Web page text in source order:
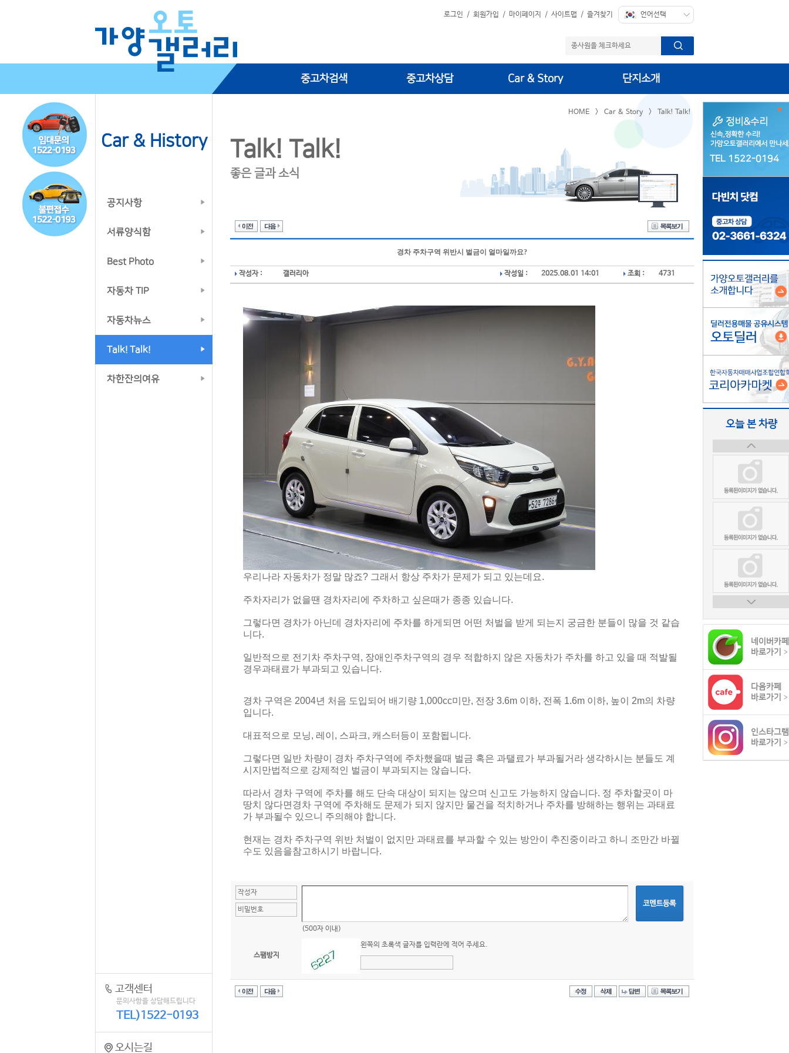
로그인 / 회원가입 / 마이페이지 / 사이트맵 / 즐겨찾기
중고차검색 중고차상담 Car & Story 단지소개
Car & History
공지사항
서류양식함
Best Photo
자동차 TIP
자동차뉴스
Talk! Talk!
차한잔의여유
HOME > Car & Story > Talk! Talk!
Talk! Talk!
좋은 글과 소식
경차 주차구역 위반시 벌금이 얼마일까요?
작성자 : 갤러리아 작성일 : 2025.08.01 14:01 조회 : 4731
우리나라 자동차가 정말 많죠? 그래서 항상 주차가 문제가 되고 있는데요.
주차자리가 없을땐 경차자리에 주차하고 싶은때가 종종 있습니다.
그렇다면 경차가 아닌데 경차자리에 주차를 하게되면 어떤 처벌을 받게 되는지 궁금한 분들이 많을 것 같습
니다.
일반적으로 전기차 주차구역, 장애인주차구역의 경우 적합하지 않은 자동차가 주차를 하고 있을 때 적발될
경우과태료가 부과되고 있습니다.
경차 구역은 2004년 처음 도입되어 배기량 1,000cc미만, 전장 3.6m 이하, 전폭 1.6m 이하, 높이 2m의 차량
입니다.
대표적으로 모닝, 레이, 스파크, 캐스터등이 포함됩니다.
그렇다면 일반 차량이 경차 주차구역에 주차했을때 벌금 혹은 과탤료가 부과될거라 생각하시는 분들도 계
시지만법적으로 강제적인 벌금이 부과되지는 않습니다.
따라서 경차 구역에 주차를 해도 단속 대상이 되지는 않으며 신고도 가능하지 않습니다. 정 주차할곳이 마
땅치 않다면 경차 구역에 주차해도 문제가 되지 않지만 물건을 적치하거나 주차를 방해하는 행위는 과태료
가 부과될수 있으니 주의해야 합니다.
현재는 경차 주차구역 위반 처벌이 없지만 과태료를 부과할 수 있는 방안이 추진중이라고 하니 조만간 바뀔
수도 있음을참고하시기 바랍니다.
(500자 이내)
스팸방지
왼쪽의 초록색 글자를 입력란에 적어 주세요.
TEL 1522-0194
오늘 본 차량
네이버카페
바로가기 >
다음카페
바로가기 >
인스타그램
바로가기 >
고객센터
문의사항을 상담해드립니다
TEL)1522-0193
오시는길